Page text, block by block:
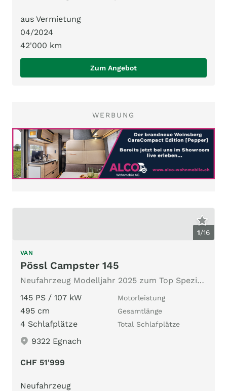
aus Vermietung
04/2024
42'000 km
Zum Angebot
WERBUNG
1/16
VAN
Pössl Campster 145
Neufahrzeug Modelljahr 2025 zum Top Spezialpreis
145 PS / 107 kW
Motorleistung
495 cm Gesamtlänge
4 Schlafplätze Total Schlafplätze
9322 Egnach
CHF 51'999
Neufahrzeug